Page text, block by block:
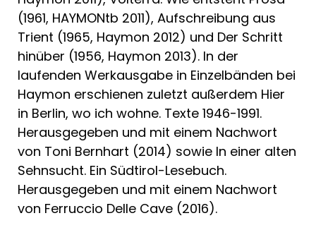
(1961, HAYMONtb 2011), Aufschreibung aus
Trient (1965, Haymon 2012) und Der Schritt
hinüber (1956, Haymon 2013). In der
laufenden Werkausgabe in Einzelbänden bei
Haymon erschienen zuletzt außerdem Hier
in Berlin, wo ich wohne. Texte 1946-1991.
Herausgegeben und mit einem Nachwort
von Toni Bernhart (2014) sowie In einer alten
Sehnsucht. Ein Südtirol-Lesebuch.
Herausgegeben und mit einem Nachwort
von Ferruccio Delle Cave (2016).